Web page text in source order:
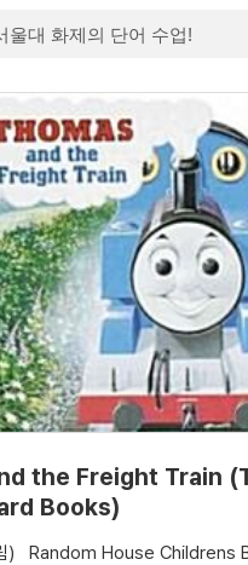
the Freight Train
Books)
) Random House Childrens